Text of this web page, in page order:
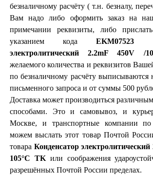
безналичному расчёту ( т.н. безналу,
Вам надо либо оформить заказ на
примечании реквизиты, либо
указанием кодаEKM07523
электролитический 2.2mF 450V /
желаемого количества и реквизитов
по безналичному расчёту выписываются
письменного запроса и от суммы 500
Доставка может производиться
способами. Это и самовывоз, и
Москве, и транспортные компании
можем выслать этот товар Почтой
товара Конденсатор
105°C TKили соображения
разрешённых Почтой России пределах.